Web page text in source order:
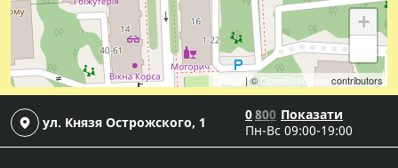
+
| © OpenStreetMap contributors
ул. Князя Острожского, 1 0800 Показати
Пн-Вс 09:00-19:00